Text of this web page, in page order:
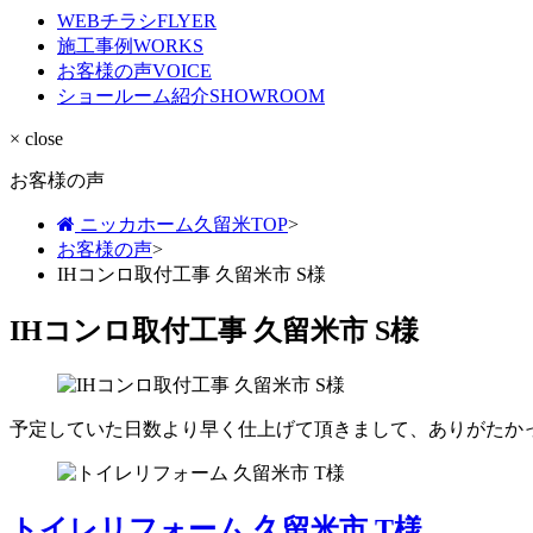
WEBチラシFLYER
施工事例WORKS
お客様の声VOICE
ショールーム紹介SHOWROOM
× close
お客様の声
ニッカホーム久留米TOP>
お客様の声>
IHコンロ取付工事 久留米市 S様
IHコンロ取付工事 久留米市 S様
予定していた日数より早く仕上げて頂きまして、ありがたか